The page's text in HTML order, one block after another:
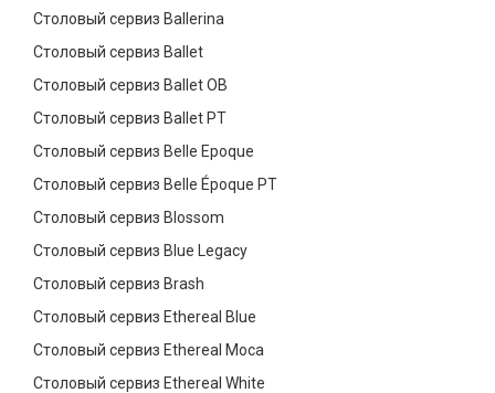
Столовый сервиз Ballerina
Столовый сервиз Ballet
Столовый сервиз Ballet OB
Столовый сервиз Ballet PT
Столовый сервиз Belle Epoque
Столовый сервиз Belle Époque PT
Столовый сервиз Blossom
Столовый сервиз Blue Legacy
Столовый сервиз Brash
Столовый сервиз Ethereal Blue
Столовый сервиз Ethereal Moca
Столовый сервиз Ethereal White